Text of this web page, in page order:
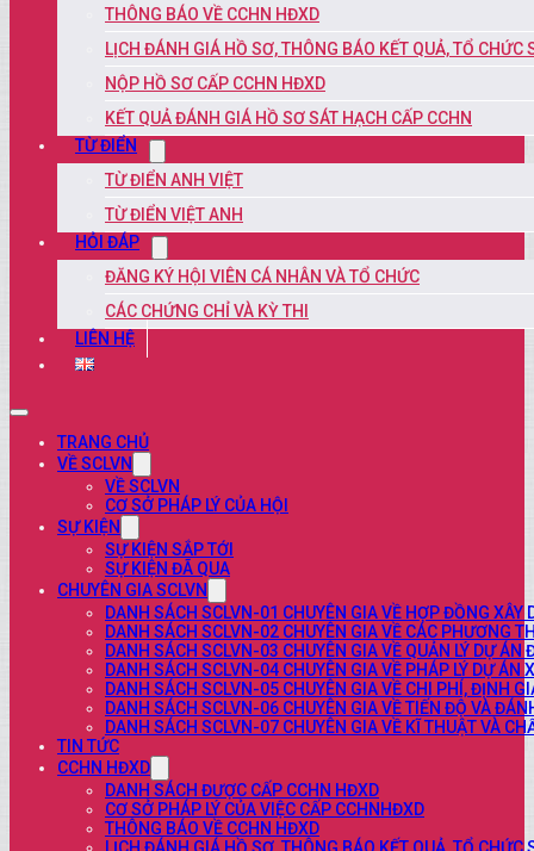
THÔNG BÁO VỀ CCHN HĐXD
LỊCH ĐÁNH GIÁ HỒ SƠ, THÔNG BÁO KẾT QUẢ, TỔ CHỨC
NỘP HỒ SƠ CẤP CCHN HĐXD
KẾT QUẢ ĐÁNH GIÁ HỒ SƠ SÁT HẠCH CẤP CCHN
TỪ ĐIỂN
TỪ ĐIỂN ANH VIỆT
TỪ ĐIỂN VIỆT ANH
HỎI ĐÁP
ĐĂNG KÝ HỘI VIÊN CÁ NHÂN VÀ TỔ CHỨC
CÁC CHỨNG CHỈ VÀ KỲ THI
LIÊN HỆ
TRANG CHỦ
VỀ SCLVN
VỀ SCLVN
CƠ SỞ PHÁP LÝ CỦA HỘI
SỰ KIỆN
SỰ KIỆN SẮP TỚI
SỰ KIỆN ĐÃ QUA
CHUYÊN GIA SCLVN
DANH SÁCH SCLVN-01 CHUYÊN GIA VỀ HỢP ĐỒNG XÂY
DANH SÁCH SCLVN-02 CHUYÊN GIA VỀ CÁC PHƯƠNG
DANH SÁCH SCLVN-03 CHUYÊN GIA VỀ QUẢN LÝ DỰ ÁN
DANH SÁCH SCLVN-04 CHUYÊN GIA VỀ PHÁP LÝ DỰ ÁN
DANH SÁCH SCLVN-05 CHUYÊN GIA VỀ CHI PHÍ, ĐỊNH
DANH SÁCH SCLVN-06 CHUYÊN GIA VỀ TIẾN ĐỘ VÀ
DANH SÁCH SCLVN-07 CHUYÊN GIA VỀ KĨ THUẬT VÀ
TIN TỨC
CCHN HĐXD
DANH SÁCH ĐƯỢC CẤP CCHN HĐXD
CƠ SỞ PHÁP LÝ CỦA VIỆC CẤP CCHNHĐXD
THÔNG BÁO VỀ CCHN HĐXD